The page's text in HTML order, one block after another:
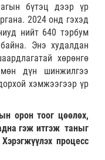
бүтэц дээр үр
2024 онд гэхэд
нийт 640 тэрбум
Энэ худалдан
хөрөнгө
мөн дүн шинжилгээ
хэмжээгээр үр
орон тоог цөөлөх,
гэж итгэж таныг
процесс